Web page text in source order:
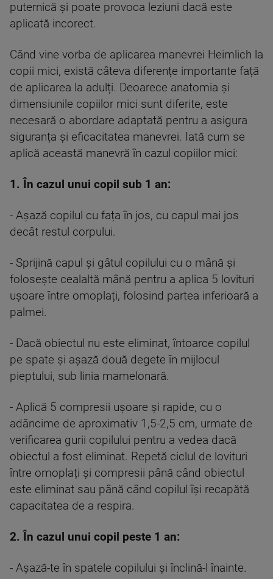
puternică și poate provoca leziuni dacă este
aplicată incorect.
Când vine vorba de aplicarea manevrei Heimlich la
copii mici, există câteva diferențe importante față
de aplicarea la adulți. Deoarece anatomia și
dimensiunile copiilor mici sunt diferite, este
necesară o abordare adaptată pentru a asigura
siguranța și eficacitatea manevrei. Iată cum se
aplică această manevră în cazul copiilor mici:
1. În cazul unui copil sub 1 an:
- Așază copilul cu fața în jos, cu capul mai jos
decât restul corpului.
- Sprijină capul și gâtul copilului cu o mână și
folosește cealaltă mână pentru a aplica 5 lovituri
ușoare între omoplați, folosind partea inferioară a
palmei.
- Dacă obiectul nu este eliminat, întoarce copilul
pe spate și așază două degete în mijlocul
pieptului, sub linia mamelonară.
- Aplică 5 compresii ușoare și rapide, cu o
adâncime de aproximativ 1,5-2,5 cm, urmate de
verificarea gurii copilului pentru a vedea dacă
obiectul a fost eliminat. Repetă ciclul de lovituri
între omoplați și compresii până când obiectul
este eliminat sau până când copilul își recapătă
capacitatea de a respira.
2. În cazul unui copil peste 1 an:
- Așază-te în spatele copilului și înclină-l înainte.